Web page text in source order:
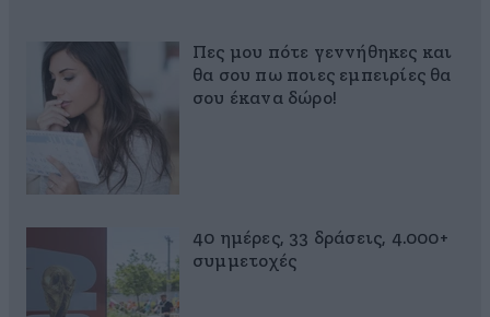
Πες μου πότε γεννήθηκες και
θα σου πω ποιες εμπειρίες θα
σου έκανα δώρο!
40 ημέρες, 33 δράσεις, 4.000+
συμμετοχές